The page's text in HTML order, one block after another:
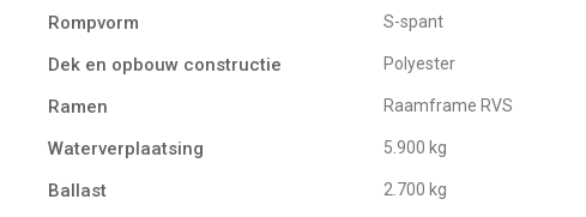
Rompvorm S-spant
Dek en opbouw constructie Polyester
Ramen Raamframe RVS
Waterverplaatsing 5.900 kg
Ballast 2.700 kg